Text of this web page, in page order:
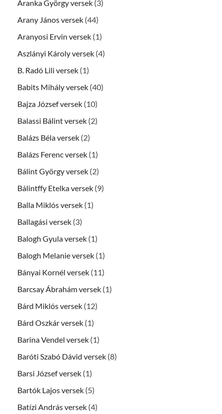
Aranka György versek (3)
Arany János versek (44)
Aranyosi Ervin versek (1)
Aszlányi Károly versek (4)
B. Radó Lili versek (1)
Babits Mihály versek (40)
Bajza József versek (10)
Balassi Bálint versek (2)
Balázs Béla versek (2)
Balázs Ferenc versek (1)
Bálint György versek (2)
Bálintffy Etelka versek (9)
Balla Miklós versek (1)
Ballagási versek (3)
Balogh Gyula versek (1)
Balogh Melanie versek (1)
Bányai Kornél versek (11)
Barcsay Ábrahám versek (1)
Bárd Miklós versek (12)
Bárd Oszkár versek (1)
Barina Vendel versek (1)
Baróti Szabó Dávid versek (8)
Barsi József versek (1)
Bartók Lajos versek (5)
Batízi András versek (4)